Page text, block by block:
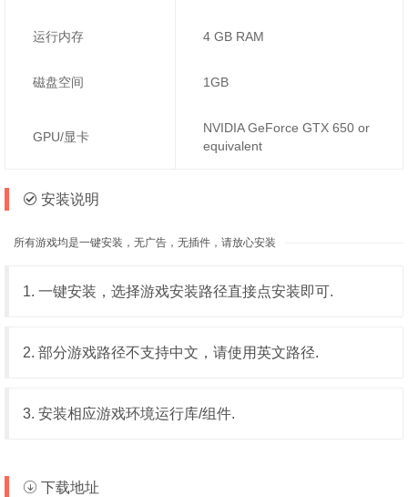
运行内存 4 GB RAM
磁盘空间 1GB
GPU/显卡
NVIDIA GeForce GTX 650 or
equivalent
安装说明
所有游戏均是一键安装，无广告，无插件，请放心安装
1. 一键安装，选择游戏安装路径直接点安装即可.
2. 部分游戏路径不支持中文，请使用英文路径.
3. 安装相应游戏环境运行库/组件.
下载地址